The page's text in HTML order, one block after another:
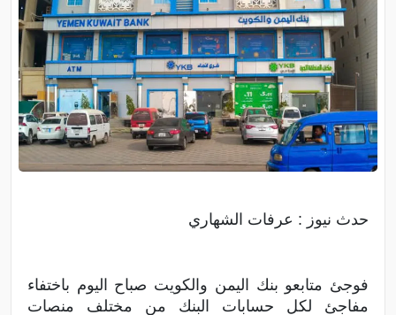
حدث نيوز : عرفات الشهاري
فوجئ متابعو بنك اليمن والكويت صباح اليوم باختفاء
مفاجئ لكل حسابات البنك من مختلف منصات